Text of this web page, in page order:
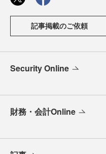
記事掲載のご依頼
Security Online
財務・会計Online